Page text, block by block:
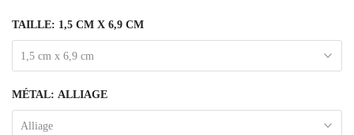
TAILLE: 1,5 CM X 6,9 CM
1,5 cm x 6,9 cm
MÉTAL: ALLIAGE
Alliage